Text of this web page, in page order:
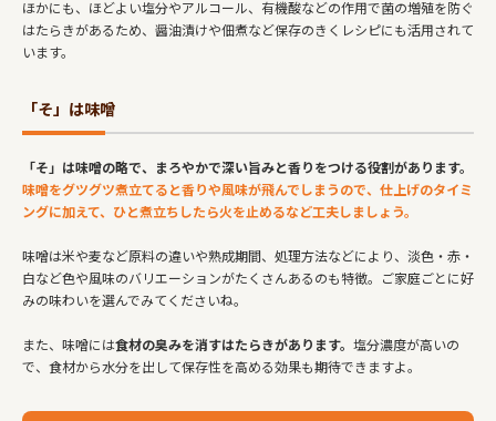
ほかにも、ほどよい塩分やアルコール、有機酸などの作用で菌の増殖を防ぐ
はたらきがあるため、醤油漬けや佃煮など保存のきくレシピにも活用されて
います。
「そ」は味噌
「そ」は味噌の略で、まろやかで深い旨みと香りをつける役割があります。
味噌をグツグツ煮立てると香りや風味が飛んでしまうので、仕上げのタイミ
ングに加えて、ひと煮立ちしたら火を止めるなど工夫しましょう。
味噌は米や麦など原料の違いや熟成期間、処理方法などにより、淡色・赤・
白など色や風味のバリエーションがたくさんあるのも特徴。ご家庭ごとに好
みの味わいを選んでみてくださいね。
また、味噌には食材の臭みを消すはたらきがあります。 塩分濃度が高いの
で、食材から水分を出して保存性を高める効果も期待できますよ。